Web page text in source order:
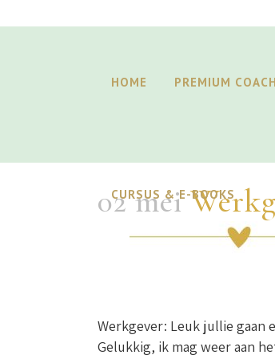
HOME PREMIUM
CURSUS & E-BOOKS
02 mei
Werkgever: Leuk jullie gaan
Gelukkig, ik mag weer aan